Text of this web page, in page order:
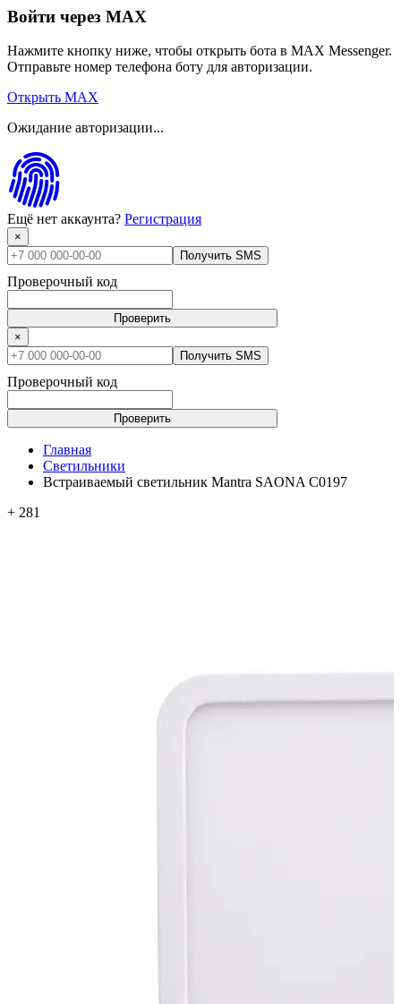
Войти через MAX
Нажмите кнопку ниже, чтобы открыть бота в MAX Messenger.
Отправьте номер телефона боту для авторизации.
Открыть MAX
Ожидание авторизации...
Ещё нет аккаунта? Регистрация
×
Получить SMS
Проверочный код
Проверить
×
Получить SMS
Проверочный код
Проверить
Главная
Светильники
Встраиваемый светильник Mantra SAONA C0197
+ 281